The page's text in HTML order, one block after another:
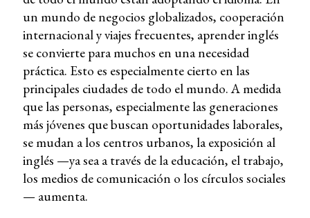
un mundo de negocios globalizados, cooperación
internacional y viajes frecuentes, aprender inglés
se convierte para muchos en una necesidad
práctica. Esto es especialmente cierto en las
principales ciudades de todo el mundo. A medida
que las personas, especialmente las generaciones
más jóvenes que buscan oportunidades laborales,
se mudan a los centros urbanos, la exposición al
inglés —ya sea a través de la educación, el trabajo,
los medios de comunicación o los círculos sociales
— aumenta.